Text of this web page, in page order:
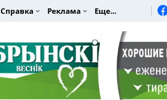
Справка Реклама Еще...